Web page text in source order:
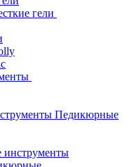
гели
Педикюрные